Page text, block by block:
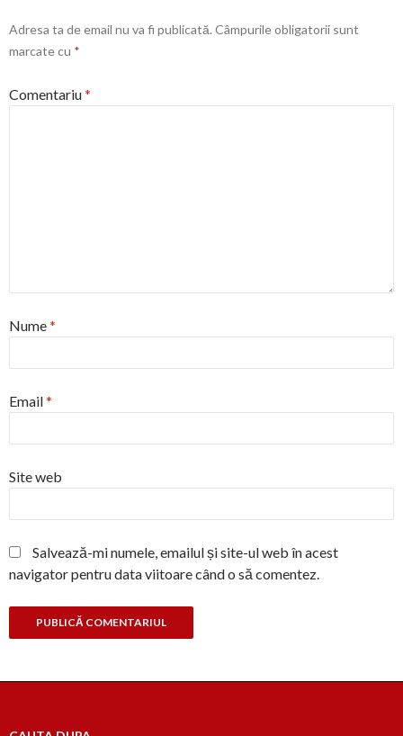
Adresa ta de email nu va fi publicată. Câmpurile obligatorii sunt
marcate cu *
Comentariu*
Nume*
Email*
Site web
Salvează-mi numele, emailul și site-ul web în acest
navigator pentru data viitoare când o să comentez.